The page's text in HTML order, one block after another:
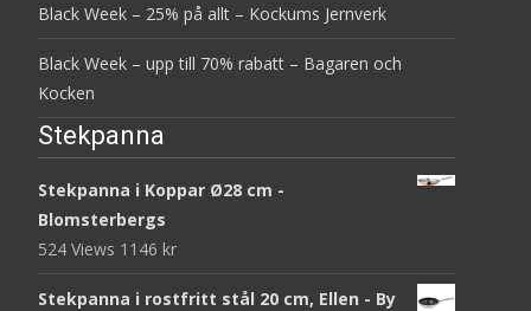
Black Week – 25% på allt – Kockums Jernverk
Black Week – upp till 70% rabatt – Bagaren och
Kocken
Stekpanna
Stekpanna i Koppar Ø28 cm -
Blomsterbergs
524 Views 1146 kr
Stekpanna i rostfritt stål 20 cm, Ellen - By